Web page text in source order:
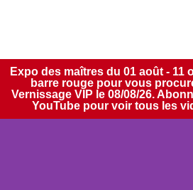
Expo des maîtres du 01 août - 11
barre rouge pour vous
Vernissage VIP le 08/08/26.
YouTube pour voir tous les